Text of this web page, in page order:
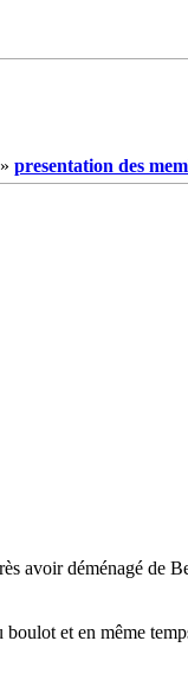
» presentation des
avoir déménagé de
et en même